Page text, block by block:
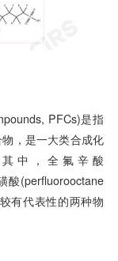
PFCs)是指
，是一大类合成化
中，全氟辛酸
酸(perfluorooctane
有代表性的两种物